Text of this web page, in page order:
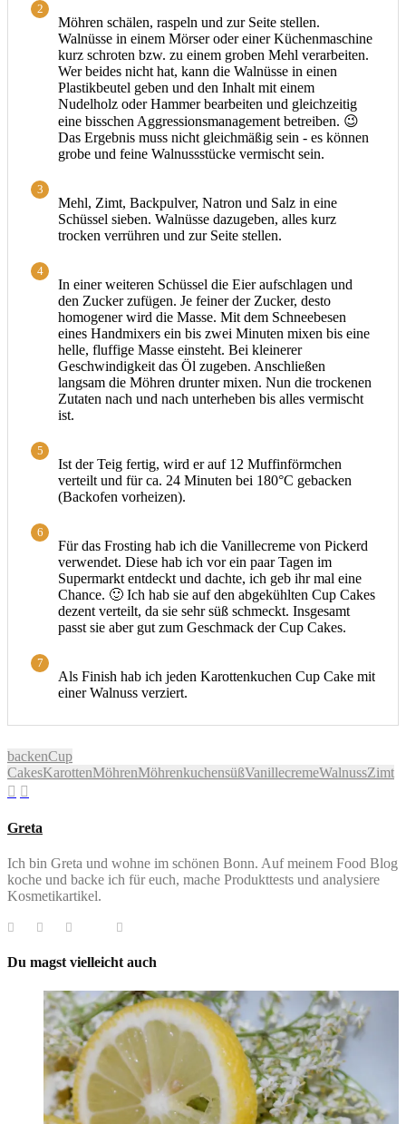
2
Möhren schälen, raspeln und zur Seite stellen.
Walnüsse in einem Mörser oder einer Küchenmaschine
kurz schroten bzw. zu einem groben Mehl verarbeiten.
Wer beides nicht hat, kann die Walnüsse in einen
Plastikbeutel geben und den Inhalt mit einem
Nudelholz oder Hammer bearbeiten und gleichzeitig
eine bisschen Aggressionsmanagement betreiben. 😉
Das Ergebnis muss nicht gleichmäßig sein - es können
grobe und feine Walnussstücke vermischt sein.
3
Mehl, Zimt, Backpulver, Natron und Salz in eine
Schüssel sieben. Walnüsse dazugeben, alles kurz
trocken verrühren und zur Seite stellen.
4
In einer weiteren Schüssel die Eier aufschlagen und
den Zucker zufügen. Je feiner der Zucker, desto
homogener wird die Masse. Mit dem Schneebesen
eines Handmixers ein bis zwei Minuten mixen bis eine
helle, fluffige Masse einsteht. Bei kleinerer
Geschwindigkeit das Öl zugeben. Anschließen
langsam die Möhren drunter mixen. Nun die trockenen
Zutaten nach und nach unterheben bis alles vermischt
ist.
5
Ist der Teig fertig, wird er auf 12 Muffinförmchen
verteilt und für ca. 24 Minuten bei 180°C gebacken
(Backofen vorheizen).
6
Für das Frosting hab ich die Vanillecreme von Pickerd
verwendet. Diese hab ich vor ein paar Tagen im
Supermarkt entdeckt und dachte, ich geb ihr mal eine
Chance. 🙂 Ich hab sie auf den abgekühlten Cup Cakes
dezent verteilt, da sie sehr süß schmeckt. Insgesamt
passt sie aber gut zum Geschmack der Cup Cakes.
7
Als Finish hab ich jeden Karottenkuchen Cup Cake mit
einer Walnuss verziert.
backenCup
CakesKarottenMöhrenMöhrenkuchensüßVanillecremeWalnussZimt
Greta
Ich bin Greta und wohne im schönen Bonn. Auf meinem Food Blog
koche und backe ich für euch, mache Produkttests und analysiere
Kosmetikartikel.
Du magst vielleicht auch